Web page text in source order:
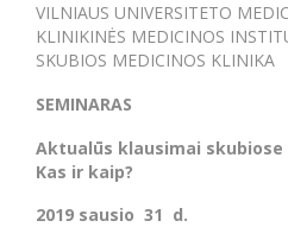
VILNIAUS UNIVERSITETO
KLINIKINĖS MEDICINOS
SKUBIOS MEDICINOS KLINIKA
SEMINARAS
Aktualūs klausimai
Kas ir kaip?
2019 sausio 31 d.